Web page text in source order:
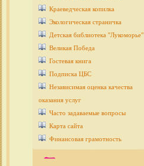
Краеведческая копилка
Экологическая страничка
Детcкая библиотека "Лукоморье"
Великая Победа
Гостевая книга
Подписка ЦБС
Независимая оценка качества
оказания услуг
Часто задаваемые вопросы
Карта сайта
Финансовая грамотность